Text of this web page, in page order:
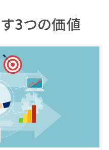
3つの価値